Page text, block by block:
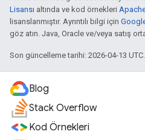
Lisansı altında ve kod örnekleri
lisanslanmıştır. Ayrıntılı bilgi için
göz atın. Java, Oracle ve/veya satış
Son güncelleme tarihi: 2026-04-13 UTC.
Blog
Stack Overflow
Kod Örnekleri